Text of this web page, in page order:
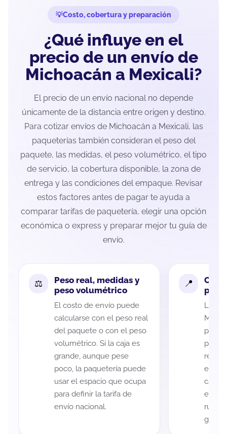
Costo, cobertura y preparación
¿Qué influye en el
precio de un envío de
Michoacán a Mexicali?
El precio de un envío nacional no depende
únicamente de la distancia entre origen y destino.
Para cotizar envíos de Michoacán a Mexicali, las
paqueterías también consideran el peso del
paquete, las medidas, el peso volumétrico, el tipo
de servicio, la cobertura disponible, la zona de
entrega y las condiciones del empaque. Revisar
estos factores antes de pagar te ayuda a
comparar tarifas de paquetería, elegir una opción
económica o express y preparar mejor tu guía de
envío.
Peso real, medidas y
peso volumétrico
El costo de envío puede
calcularse con el peso real
del paquete o con el peso
volumétrico. Si la caja es
grande, aunque pese
poco, la paquetería puede
usar el espacio que ocupa
para definir la tarifa de
envío nacional.
La
cada
es
ruta
guía